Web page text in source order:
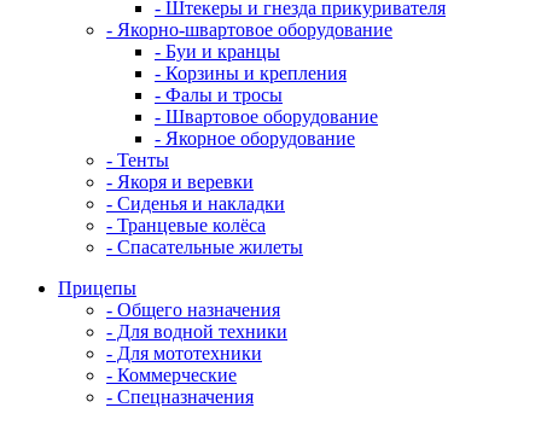
- Штекеры и гнезда прикуривателя
- Якорно-швартовое оборудование
- Буи и кранцы
- Корзины и крепления
- Фалы и тросы
- Швартовое оборудование
- Якорное оборудование
- Тенты
- Якоря и веревки
- Сиденья и накладки
- Транцевые колёса
- Спасательные жилеты
Прицепы
- Общего назначения
- Для водной техники
- Для мототехники
- Коммерческие
- Спецназначения